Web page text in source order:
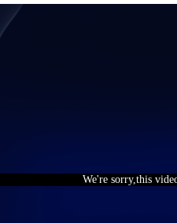
We're sorry,this